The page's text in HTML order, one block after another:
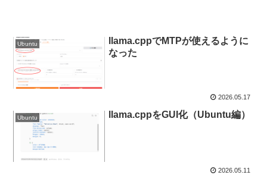
Ubuntu
llama.cppでMTPが使えるように
なった
2026.05.17
Ubuntu llama.cppをGUI化（Ubuntu編）
2026.05.11